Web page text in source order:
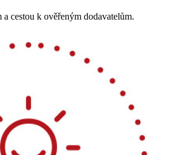
a cestou k ověřeným dodavatelům.